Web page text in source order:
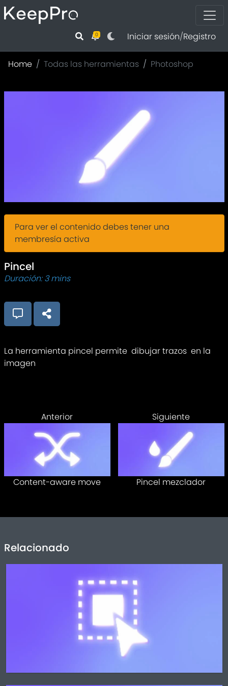
0 Iniciar sesión/Registro
Home Todas las herramientas Photoshop
Para ver el contenido debes tener una
membresía activa
Pincel
Duración: 3 mins
La herramienta pincel permite dibujar trazos en la
imagen
Anterior
Content-aware move
Siguiente
Pincel mezclador
Relacionado